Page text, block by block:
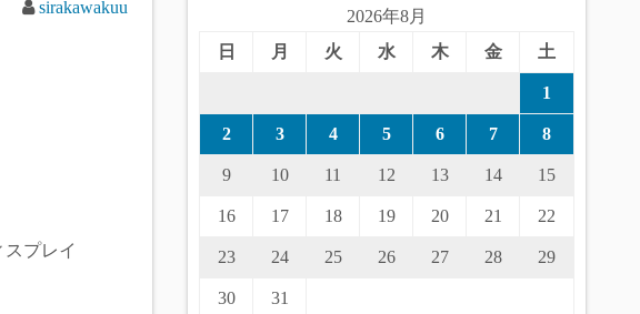
sirakawakuu
スプレイ
2026年8月
日
月 火 水 木 金 土
1
2 3 4 5 6 7 8
9 10 11 12 13 14 15
16 17 18 19 20 21 22
23 24 25 26 27 28 29
30 31